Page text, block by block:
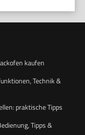
kaufen
Technik &
praktische Tipps
Tipps &